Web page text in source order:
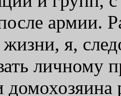
армии.
я,
личному
домохозяина